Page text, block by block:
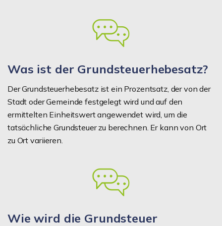
Was ist der Grundsteuerhebesatz?
Der Grundsteuerhebesatz ist ein Prozentsatz, der von der
Stadt oder Gemeinde festgelegt wird und auf den
ermittelten Einheitswert angewendet wird, um die
tatsächliche Grundsteuer zu berechnen. Er kann von Ort
zu Ort variieren.
Wie wird die Grundsteuer